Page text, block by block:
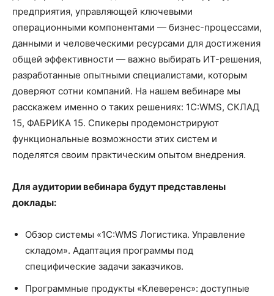
предприятия, управляющей ключевыми
операционными компонентами — бизнес-процессами,
данными и человеческими ресурсами для достижения
общей эффективности — важно выбирать ИТ-решения,
разработанные опытными специалистами, которым
доверяют сотни компаний. На нашем вебинаре мы
расскажем именно о таких решениях: 1С:WMS, СКЛАД
15, ФАБРИКА 15. Спикеры продемонстрируют
функциональные возможности этих систем и
поделятся своим практическим опытом внедрения.
Для аудитории вебинара будут представлены
доклады:
Обзор системы «1С:WMS Логистика. Управление
складом». Адаптация программы под
специфические задачи заказчиков.
Программные продукты «Клеверенс»: доступные